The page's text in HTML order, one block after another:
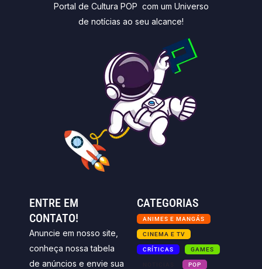
Portal de Cultura POP com um Universo
de notícias ao seu alcance!
ENTRE EM
CONTATO!
Anuncie em nosso site,
conheça nossa tabela
de anúncios e envie sua
CATEGORIAS
ANIMES E MANGÁS
CINEMA E TV
CRÍTICAS GAMES
POP